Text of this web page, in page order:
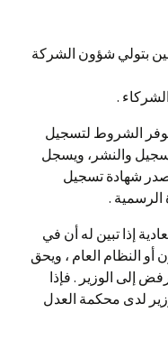
بتولي شؤون الشركة
.
الشروط لتسجيل
والنشر، ويسجل
شهادة تسجيل
الرسمية .
إذا تبين له أن في
أو النظام العام ، ويحق
إلى الوزير . فإذا
لدى محكمة العدل